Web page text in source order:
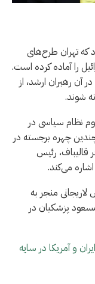
که تهران طرح‌های
را آماده کرده است.
رهبران ارشد، از
شوند.
نظام سیاسی در
چهره برجسته در
قالیباف، رئیس
می‌کند.
منجر به
پزشکیان در
و آمریکا در سایه